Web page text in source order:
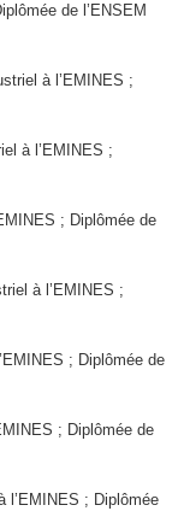
de l’ENSEM
à l’EMINES ;
à l’EMINES ;
; Diplômée de
à l’EMINES ;
; Diplômée de
; Diplômée de
l’EMINES ; Diplômée